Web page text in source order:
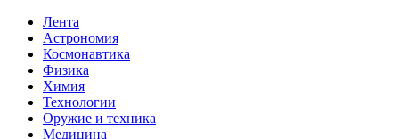
Лента
Астрономия
Космонавтика
Физика
Химия
Технологии
Оружие и техника
Медицина